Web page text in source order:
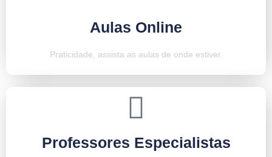
Aulas Online
Praticidade, assista as aulas de onde estiver.
Professores Especialistas